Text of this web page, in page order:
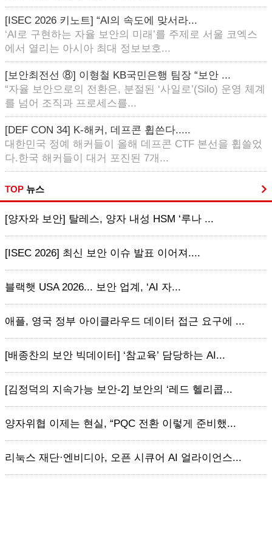
[ISEC 2026 키노트] “AI의 속도에 맞서라...
‘AI로 구현하는 자율 보안의 미래’를 주제로 서울 코엑스
에서 열리는 아시아 최대 정보보호...
[보안최전선 ⑧] 이형철 KB국민은행 팀장 “보안 ...
“자율 보안으로의 전환은, 분절된 ‘사일로’(Silo) 운영 체계
를 넘어 조직과 프로세스를...
[DEF CON 34] K-해커, 데프콘 휩쓴다.....
대한민국 정예 해커들이 올해 데프콘 CTF 본선을 휩쓸었
다.한국 해커들이 대거 포진된 7개...
TOP 뉴스
[양자와 보안] 탈레스, 양자 내성 HSM ‘루나 ...
[ISEC 2026] 최신 보안 이슈 발표 이어져....
블랙햇 USA 2026... 보안 업계, ‘AI 자...
애플, 영국 정부 아이클라우드 데이터 접근 요구에 ...
[배종찬의 보안 빅데이터] ‘참교육’ 담당하는 AI...
[김정덕의 지속가능 보안-2] 보안의 ‘레드 헬리콥...
양자위협 이제는 현실, “PQC 전환 이렇게 준비했...
리눅스 재단·엔비디아, 오픈 시큐어 AI 얼라이언스...